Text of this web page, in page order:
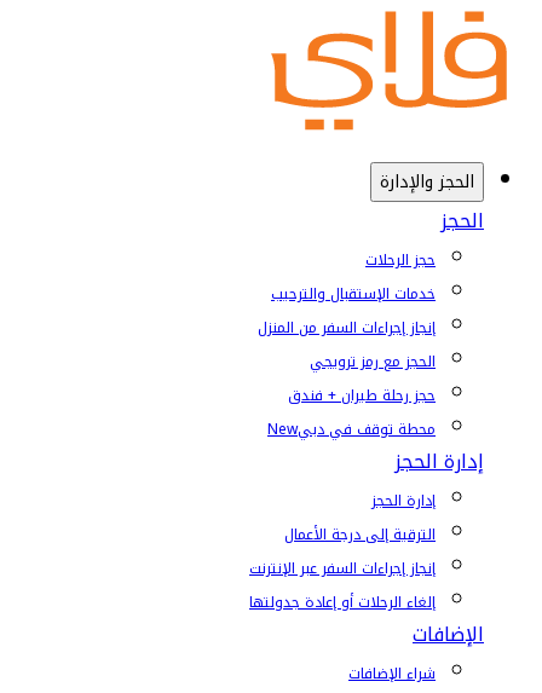
الحجز والإدارة
الحجز
حجز الرحلات
خدمات الإستقبال والترحيب
إنجاز إجراءات السفر من المنزل
الحجز مع رمز ترويجي
حجز رحلة طيران + فندق
محطة توقف في دبيNew
إدارة الحجز
إدارة الحجز
الترقية إلى درجة الأعمال
إنجاز إجراءات السفر عبر الإنترنت
إلغاء الرحلات أو إعادة جدولتها
الإضافات
شراء الإضافات